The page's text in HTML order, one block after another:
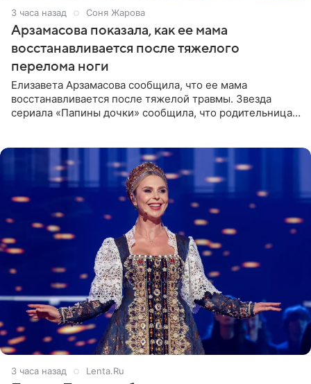
3 часа назад Соня Жарова
Арзамасова показала, как ее мама
восстанавливается после тяжелого
перелома ноги
Елизавета Арзамасова сообщила, что ее мама
восстанавливается после тяжелой травмы. Звезда
сериала «Папины дочки» сообщила, что родительница
3 часа назад Lenta.Ru